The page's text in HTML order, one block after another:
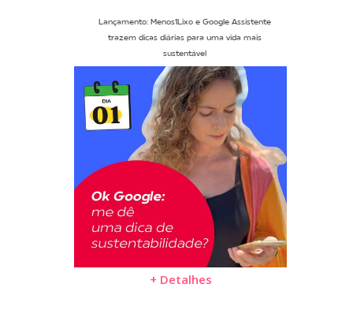
Lançamento: Menos1Lixo e Google Assistente
trazem dicas diárias para uma vida mais
sustentável
+ Detalhes